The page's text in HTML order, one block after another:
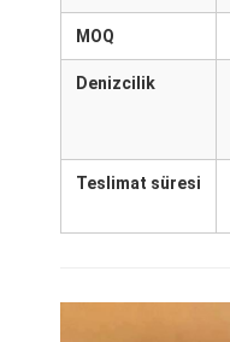
MOQ
Denizcilik
Teslimat süresi